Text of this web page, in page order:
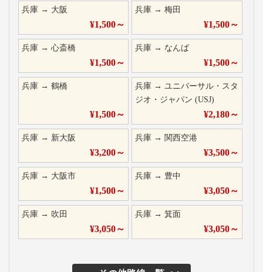
兵庫 → 大阪
¥1,500～
兵庫 →梅田
¥1,500～
兵庫 → 心斎橋
¥1,500～
兵庫 → なんば
¥1,500～
兵庫 → 鶴橋
¥1,500～
兵庫 →ユニバーサル・スタ
ジオ・ジャパン (USJ)
¥2,180～
兵庫 → 新大阪
¥3,200～
兵庫 → 関西空港
¥3,500～
兵庫 → 大阪市
¥1,500～
兵庫 → 豊中
¥3,050～
兵庫 → 吹田
¥3,050～
兵庫 →箕面
¥3,050～